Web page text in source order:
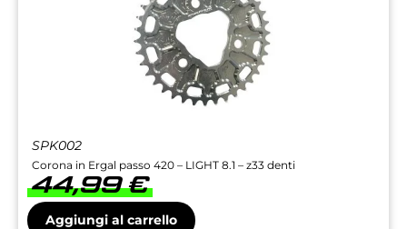
SPK002
Corona in Ergal passo 420 – LIGHT 8.1 – z33 denti
44,99€
Aggiungi al carrello